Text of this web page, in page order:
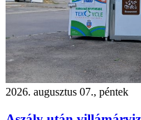
2026. augusztus 07., péntek